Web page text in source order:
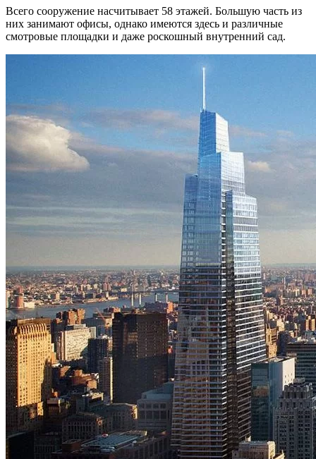
Всего сооружение насчитывает 58 этажей. Большую часть из
них занимают офисы, однако имеются здесь и различные
смотровые площадки и даже роскошный внутренний сад.